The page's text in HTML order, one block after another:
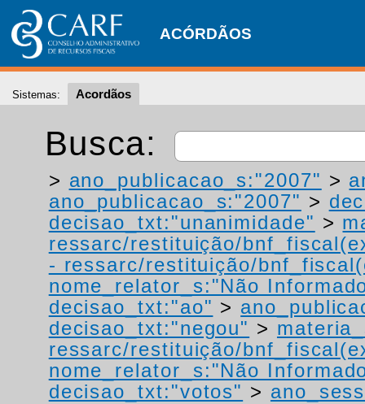
ACÓRDÃOS
Sistemas: Acordãos
Busca:
> ano_publicacao_s:"2007" >
ano_publicacao_s:"2007" >
decisao_txt:"unanimidade" >
ressarc/restituição/
- ressarc/restituição/
nome_relator_s:"Não
decisao_txt:"ao" >
decisao_txt:"negou" >
ressarc/restituição/
nome_relator_s:"Não
decisao_txt:"votos" >